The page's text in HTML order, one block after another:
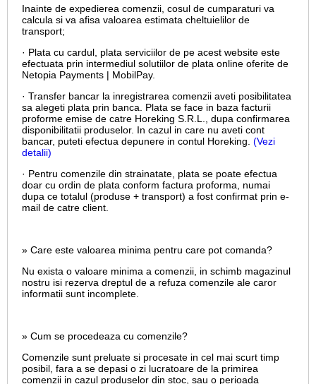
Inainte de expedierea comenzii, cosul de cumparaturi va
calcula si va afisa valoarea estimata cheltuielilor de
transport;
· Plata cu cardul, plata serviciilor de pe acest website este
efectuata prin intermediul solutiilor de plata online oferite de
Netopia Payments | MobilPay.
· Transfer bancar la inregistrarea comenzii aveti posibilitatea
sa alegeti plata prin banca. Plata se face in baza facturii
proforme emise de catre Horeking S.R.L., dupa confirmarea
disponibilitatii produselor. In cazul in care nu aveti cont
bancar, puteti efectua depunere in contul Horeking. (Vezi
detalii)
· Pentru comenzile din strainatate, plata se poate efectua
doar cu ordin de plata conform factura proforma, numai
dupa ce totalul (produse + transport) a fost confirmat prin e-
mail de catre client.
» Care este valoarea minima pentru care pot comanda?
Nu exista o valoare minima a comenzii, in schimb magazinul
nostru isi rezerva dreptul de a refuza comenzile ale caror
informatii sunt incomplete.
» Cum se procedeaza cu comenzile?
Comenzile sunt preluate si procesate in cel mai scurt timp
posibil, fara a se depasi o zi lucratoare de la primirea
comenzii in cazul produselor din stoc, sau o perioada